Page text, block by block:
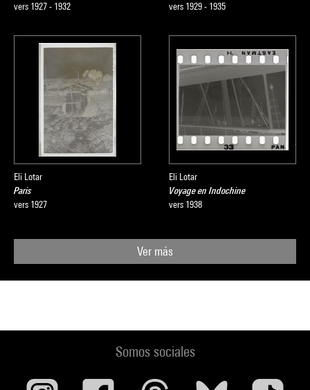
vers 1927 - 1932
vers 1929 - 1935
Eli Lotar
Paris
vers 1927
Eli Lotar
Voyage en Indochine
vers 1938
Ver más
Somos sociales